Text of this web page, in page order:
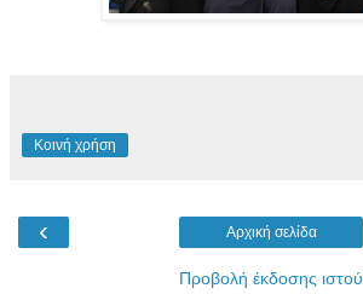
Κοινή χρήση
‹ Αρχική σελίδα
Προβολή έκδοσης ιστού